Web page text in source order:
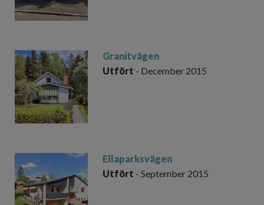
Granitvägen
Utfört - December 2015
Ellaparksvägen
Utfört - September 2015